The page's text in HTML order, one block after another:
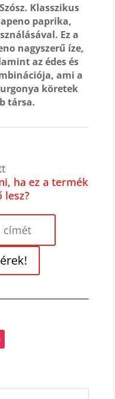
Klasszikus
paprika,
Ez a
nagyszerű íze,
az édes és
ami a
köretek
társa.
ha ez a termék
lesz?